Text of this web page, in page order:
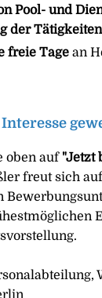
Pool- und
der Tätigkeiten
freie Tage an
oben auf "Jetzt
freut sich